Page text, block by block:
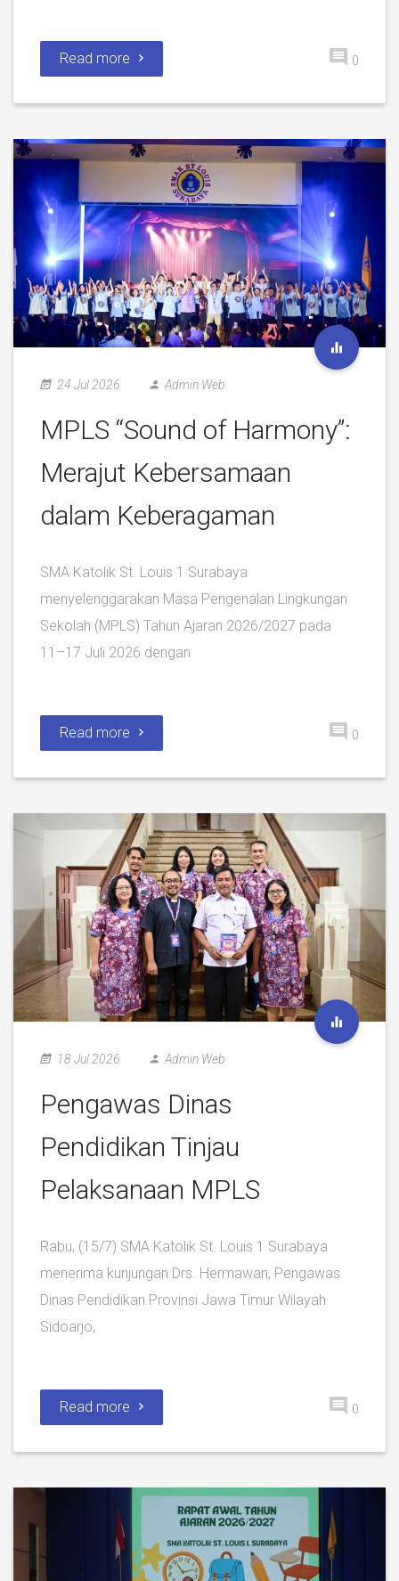
Read more 0
24 Jul 2026 Admin Web
MPLS “Sound of Harmony”:
Merajut Kebersamaan
dalam Keberagaman
SMA Katolik St. Louis 1 Surabaya
menyelenggarakan Masa Pengenalan Lingkungan
Sekolah (MPLS) Tahun Ajaran 2026/2027 pada
11–17 Juli 2026 dengan
Read more 0
18 Jul 2026 Admin Web
Pengawas Dinas
Pendidikan Tinjau
Pelaksanaan MPLS
Rabu, (15/7) SMA Katolik St. Louis 1 Surabaya
menerima kunjungan Drs. Hermawan, Pengawas
Dinas Pendidikan Provinsi Jawa Timur Wilayah
Sidoarjo,
Read more 0